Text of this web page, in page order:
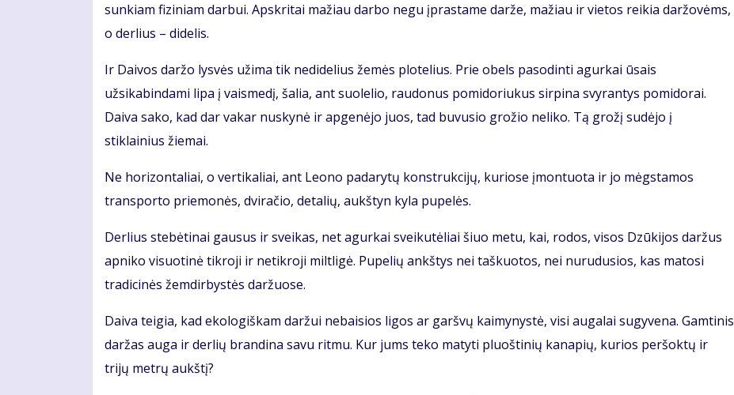
sunkiam fiziniam darbui. Apskritai mažiau darbo negu įprastame darže, mažiau ir vietos reikia daržovėms,
o derlius – didelis.
Ir Daivos daržo lysvės užima tik nedidelius žemės plotelius. Prie obels pasodinti agurkai ūsais
užsikabindami lipa į vaismedį, šalia, ant suolelio, raudonus pomidoriukus sirpina svyrantys pomidorai.
Daiva sako, kad dar vakar nuskynė ir apgenėjo juos, tad buvusio grožio neliko. Tą grožį sudėjo į
stiklainius žiemai.
Ne horizontaliai, o vertikaliai, ant Leono padarytų konstrukcijų, kuriose įmontuota ir jo mėgstamos
transporto priemonės, dviračio, detalių, aukštyn kyla pupelės.
Derlius stebėtinai gausus ir sveikas, net agurkai sveikutėliai šiuo metu, kai, rodos, visos Dzūkijos daržus
apniko visuotinė tikroji ir netikroji miltligė. Pupelių ankštys nei taškuotos, nei nurudusios, kas matosi
tradicinės žemdirbystės daržuose.
Daiva teigia, kad ekologiškam daržui nebaisios ligos ar garšvų kaimynystė, visi augalai sugyvena. Gamtinis
daržas auga ir derlių brandina savu ritmu. Kur jums teko matyti pluoštinių kanapių, kurios peršoktų ir
trijų metrų aukštį?